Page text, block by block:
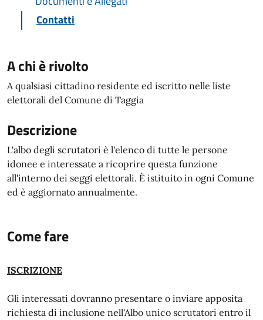
Contatti
A chi è rivolto
A qualsiasi cittadino residente ed iscritto nelle liste
elettorali del Comune di Taggia
Descrizione
L'albo degli scrutatori è l'elenco di tutte le persone
idonee e interessate a ricoprire questa funzione
all'interno dei seggi elettorali. È istituito in ogni Comune
ed è aggiornato annualmente.
Come fare
ISCRIZIONE
Gli interessati dovranno presentare o inviare apposita
richiesta di inclusione nell'Albo unico scrutatori entro il